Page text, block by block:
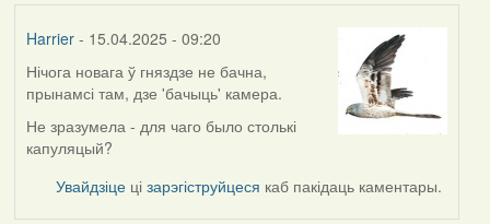
Harrier- 15.04.2025 - 09:20
Нічога новага ў гняздзе не бачна,
прынамсі там, дзе 'бачыць' камера.
Не зразумела - для чаго было столькі
капуляцый?
Увайдзіце цізарэгіструйцеся каб пакідаць каментары.